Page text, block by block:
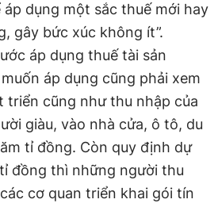
dụng một sắc thuế mới hay
gây bức xúc không ít”.
áp dụng thuế tài sản
áp dụng cũng phải xem
triển cũng như thu nhập của
giàu, vào nhà cửa, ô tô, du
tỉ đồng. Còn quy định dự
đồng thì những người thu
cơ quan triển khai gói tín